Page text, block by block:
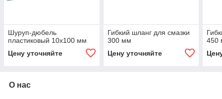
Шуруп-дюбель
пластиковый 10х100 мм
Цену уточняйте
Гибкий шланг для смазки
300 мм
Цену уточняйте
450
О нас